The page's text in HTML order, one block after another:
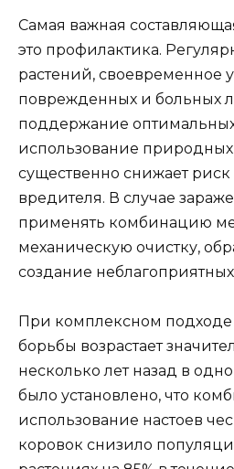
Самая важная
это профилактика.
растений, своевременное
поврежденных и больных
поддержание
использование природных
существенно снижает
вредителя. В случае
применять комбинацию
механическую очистку,
создание
При комплексном подходе
борьбы возрастает
несколько лет назад в
было установлено, что
использование настоев
коровок снизило